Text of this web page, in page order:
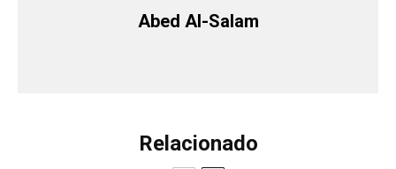
Abed Al-Salam
Relacionado